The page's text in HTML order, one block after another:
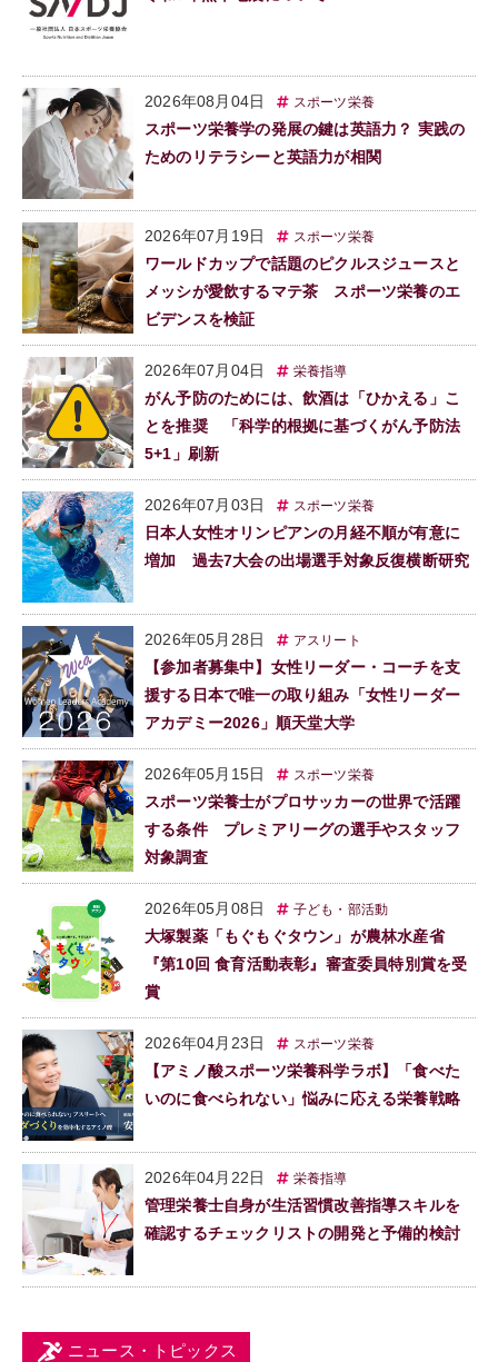
2026年08月04日 スポーツ栄養
スポーツ栄養学の発展の鍵は英語力？ 実践の
ためのリテラシーと英語力が相関
2026年07月19日 スポーツ栄養
ワールドカップで話題のピクルスジュースと
メッシが愛飲するマテ茶 スポーツ栄養のエ
ビデンスを検証
2026年07月04日 栄養指導
がん予防のためには、飲酒は「ひかえる」こ
とを推奨 「科学的根拠に基づくがん予防法
5+1」刷新
2026年07月03日 スポーツ栄養
日本人女性オリンピアンの月経不順が有意に
増加 過去7大会の出場選手対象反復横断研究
2026年05月28日 アスリート
【参加者募集中】女性リーダー・コーチを支
援する日本で唯一の取り組み「女性リーダー
アカデミー2026」順天堂大学
2026年05月15日 スポーツ栄養
スポーツ栄養士がプロサッカーの世界で活躍
する条件 プレミアリーグの選手やスタッフ
対象調査
2026年05月08日 子ども・部活動
大塚製薬「もぐもぐタウン」が農林水産省
『第10回 食育活動表彰』審査委員特別賞を受
賞
2026年04月23日 スポーツ栄養
【アミノ酸スポーツ栄養科学ラボ】「食べた
いのに食べられない」悩みに応える栄養戦略
2026年04月22日 栄養指導
管理栄養士自身が生活習慣改善指導スキルを
確認するチェックリストの開発と予備的検討
ニュース・トピックス